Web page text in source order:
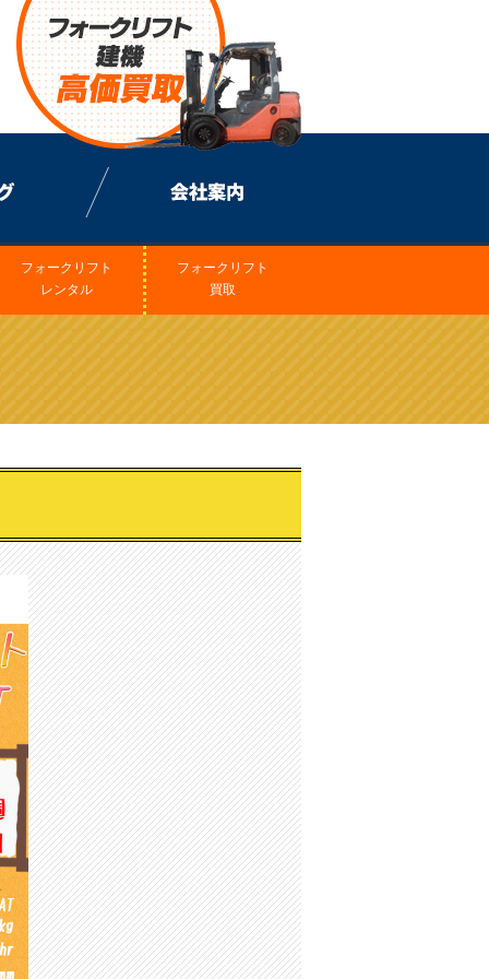
フォークリフト
レンタル
フォークリフト
買取